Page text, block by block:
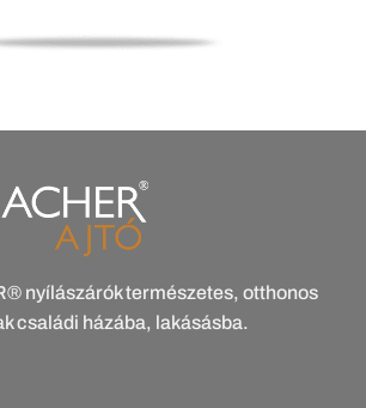
nyílászárók természetes, otthonos
családi házába, lakásásba.